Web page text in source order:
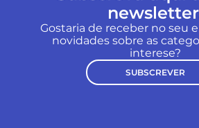
Gostaria de receber no seu
novidades sobre as
interese?
SUBSCREVER